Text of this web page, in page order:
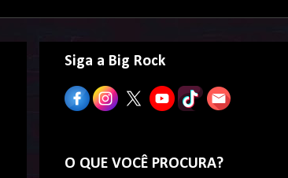
Siga a Big Rock
O QUE VOCÊ PROCURA?